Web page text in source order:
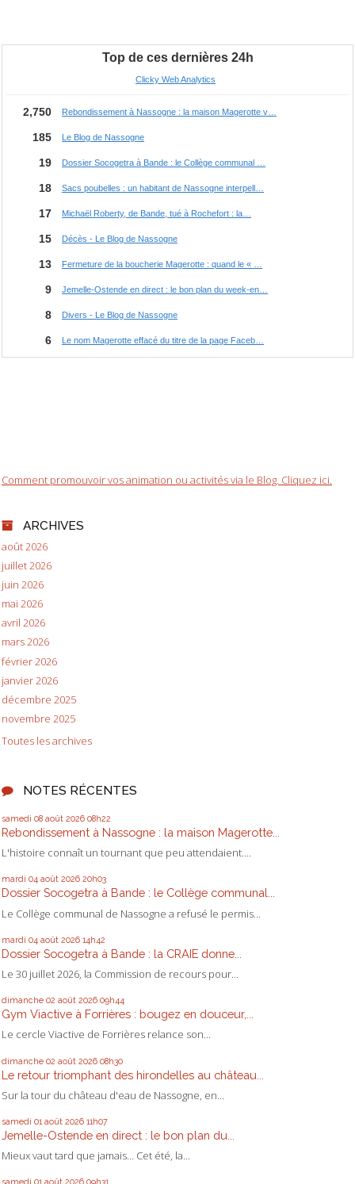
Comment promouvoir vos animation ou activités via le Blog. Cliquez ici.
ARCHIVES
août 2026
juillet 2026
juin 2026
mai 2026
avril 2026
mars 2026
février 2026
janvier 2026
décembre 2025
novembre 2025
Toutes les archives
NOTES RÉCENTES
samedi 08 août 2026 08h22
Rebondissement à Nassogne : la maison Magerotte...
L'histoire connaît un tournant que peu attendaient....
mardi 04 août 2026 20h03
Dossier Socogetra à Bande : le Collège communal...
Le Collège communal de Nassogne a refusé le permis...
mardi 04 août 2026 14h42
Dossier Socogetra à Bande : la CRAIE donne...
Le 30 juillet 2026, la Commission de recours pour...
dimanche 02 août 2026 09h44
Gym Viactive à Forrières : bougez en douceur,...
Le cercle Viactive de Forrières relance son...
dimanche 02 août 2026 08h30
Le retour triomphant des hirondelles au château...
Sur la tour du château d'eau de Nassogne, en...
samedi 01 août 2026 11h07
Jemelle-Ostende en direct : le bon plan du...
Mieux vaut tard que jamais... Cet été, la...
samedi 01 août 2026 09h31